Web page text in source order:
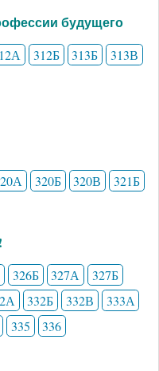
будущего
312Б 313Б
313В
320Б 320В
321Б
326Б 327А
327Б
332Б 332В
333А
335 336